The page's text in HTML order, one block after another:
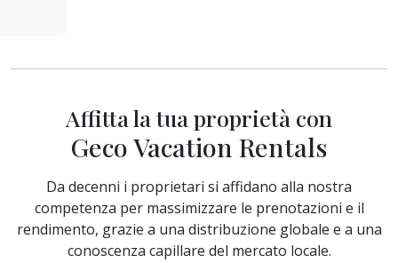
Affitta la tua proprietà con
Geco Vacation Rentals
Da decenni i proprietari si affidano alla nostra
competenza per massimizzare le prenotazioni e il
rendimento, grazie a una distribuzione globale e a una
conoscenza capillare del mercato locale.